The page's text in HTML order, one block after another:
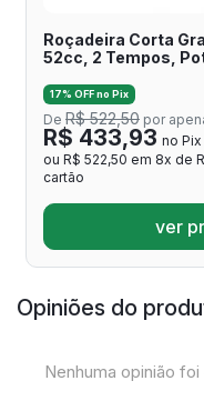
Roçadeira Corta
52cc, 2 Tempos,
17% OFF no Pix
De R$ 522,50 por
R$ 433,93 no Pix
ou R$ 522,50 em 8x de
cartão
ver
Opiniões do
Nenhuma opinião